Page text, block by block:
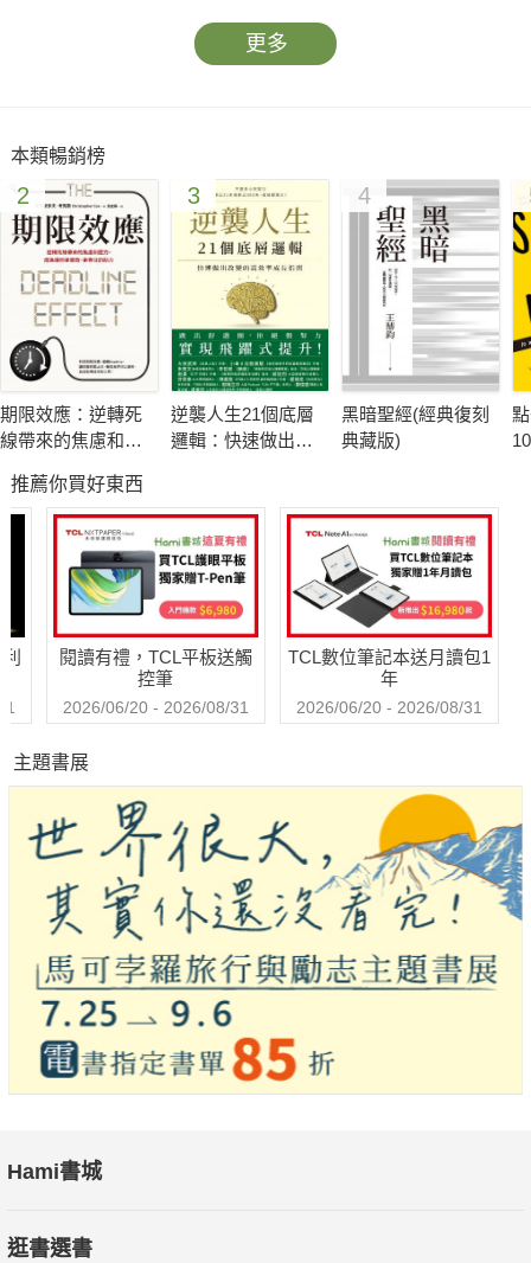
企業的利潤，不一定要來自對勞動力的剝削。新型態的社會企
業，是一種與人為善，且能帶來豐厚報酬的企業模式，背後的驅
本書兩位作者既是律師，也是社企領域的實踐者與創業者，擁有
數十年的實務經驗。
他們熟知在經營社會企業時可能遭遇的所有問題，以及突破之
道。
這本完整的社會企業營運指南不使用深澀的專業術語，而是提出
深刻洞見與實際案例，
剖析賺取「良心錢」會遭遇的許多獨特挑戰與益處。
讀者可從中真正瞭解社會企業的營運機制，包括：
——策略規劃：如何平衡社會使命與財務目標？
——營運：如何經營社會企業？
——傳承與退場：何時與如何繼續前進？
《如何打造社會企業》是社企領域的經營聖經，STEP by STEP
助你實現與人為善、獲利滿載的創業夢想！
更多
本類暢銷榜
2
期限效應：逆轉死
線帶來的焦慮和壓
效、更專注的助力
3
逆襲人生21個底層
邏輯：快速做出改
4
黑暗聖經(經典復刻
典藏版)
推薦你買好東西
閱讀有禮，TCL平板送觸
控筆
2026/06/20 - 2026/08/31
TCL數位筆記本送月讀包1
年
2026/06/20 - 2026/08/31
主題書展
Hami書城
逛書選書